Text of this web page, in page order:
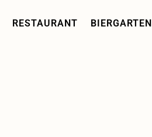
RESTAURANT BIERGARTEN